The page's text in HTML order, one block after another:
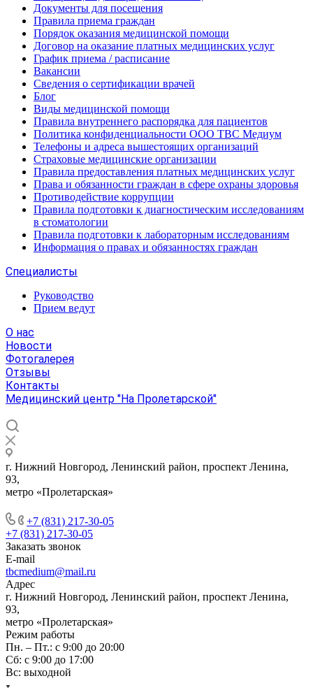
Документы для посещения
Правила приема граждан
Порядок оказания медицинской помощи
Договор на оказание платных медицинских услуг
График приема / расписание
Вакансии
Сведения о сертификации врачей
Блог
Виды медицинской помощи
Правила внутреннего распорядка для пациентов
Политика конфиденциальности ООО ТВС Медиум
Телефоны и адреса вышестоящих организаций
Страховые медицинские организации
Правила предоставления платных медицинских услуг
Права и обязанности граждан в сфере охраны здоровья
Противодействие коррупции
Правила подготовки к диагностическим исследованиям
в стоматологии
Правила подготовки к лабораторным исследованиям
Информация о правах и обязанностях граждан
Специалисты
Руководство
Прием ведут
О нас
Новости
Фотогалерея
Отзывы
Контакты
Медицинский центр "На Пролетарской"
г. Нижний Новгород, Ленинский район, проспект Ленина,
93,
метро «Пролетарская»
+7 (831) 217-30-05
+7 (831) 217-30-05
Заказать звонок
E-mail
tbcmedium@mail.ru
Адрес
г. Нижний Новгород, Ленинский район, проспект Ленина,
93,
метро «Пролетарская»
Режим работы
Пн. – Пт.: с 9:00 до 20:00
Cб: с 9:00 до 17:00
Вс: выходной